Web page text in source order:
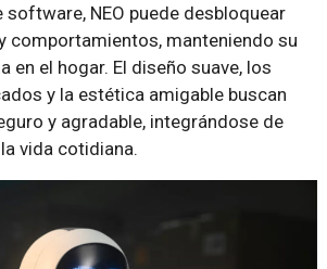
NEO puede desbloquear
comportamientos, manteniendo su
en el hogar. El diseño suave, los
y la estética amigable buscan
y agradable, integrándose de
vida cotidiana.